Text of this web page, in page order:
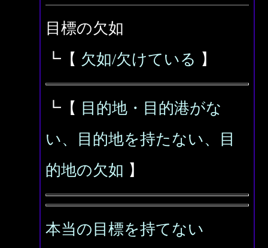
目標の欠如
┗【 欠如/欠けている 】
┗【 目的地・目的港がな
い、目的地を持たない、目
的地の欠如 】
本当の目標を持てない